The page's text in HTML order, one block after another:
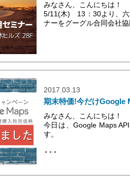
みなさん、こんにちは！
5/11(木) 13：30より、六
ナーをグーグル合同会社協
2017.03.13
期末特価!今だけGoogle
みなさん、こんにちは！
今日は、Google Maps
す。
･･･